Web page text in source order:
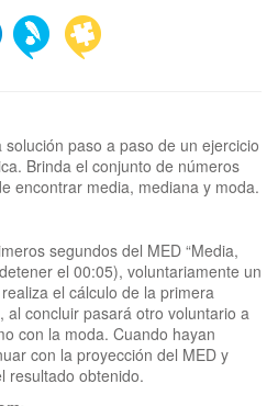
paso a paso de un ejercicio
Brinda el conjunto de números
segundos del MED “Media,
el 00:05), voluntariamente un
el cálculo de la primera
al concluir pasará otro voluntario a
con la moda. Cuando hayan
con la proyección del MED y
resultado obtenido.